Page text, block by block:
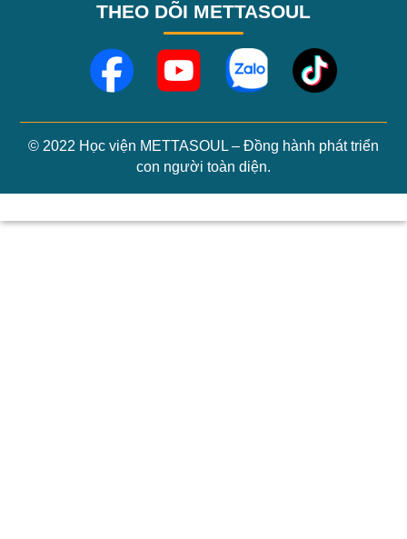
THEO DÕI METTASOUL
© 2022 Học viện METTASOUL – Đồng hành phát triển
con người toàn diện.